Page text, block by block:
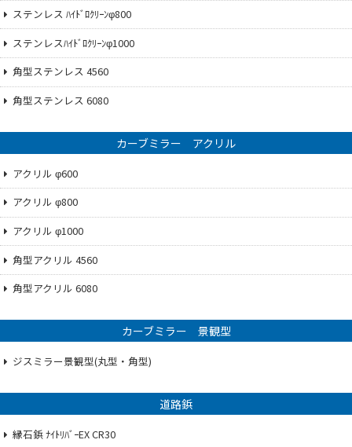
ステンレス ﾊｲﾄﾞﾛｸﾘｰﾝφ800
ステンレスﾊｲﾄﾞﾛｸﾘｰﾝφ1000
角型ステンレス 4560
角型ステンレス 6080
カーブミラー アクリル
アクリル φ600
アクリル φ800
アクリル φ1000
角型アクリル 4560
角型アクリル 6080
カーブミラー 景観型
ジスミラー景観型(丸型・角型)
道路鋲
縁石鋲 ﾅｲﾄﾘﾊﾞｰEX CR30